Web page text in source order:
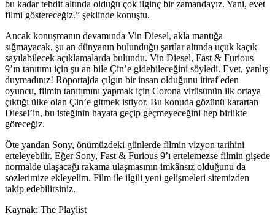
bu kadar tehdit altında olduğu çok ilginç bir zamandayız. Yani, evet
filmi göstereceğiz.” şeklinde konuştu.
Ancak konuşmanın devamında Vin Diesel, akla mantığa
sığmayacak, şu an dünyanın bulunduğu şartlar altında uçuk kaçık
sayılabilecek açıklamalarda bulundu. Vin Diesel, Fast & Furious
9’ın tanıtımı için şu an bile Çin’e gidebileceğini söyledi. Evet, yanlış
duymadınız! Röportajda çılgın bir insan olduğunu itiraf eden
oyuncu, filmin tanıtımını yapmak için Corona virüsünün ilk ortaya
çıktığı ülke olan Çin’e gitmek istiyor. Bu konuda gözünü karartan
Diesel’in, bu isteğinin hayata geçip geçmeyeceğini hep birlikte
göreceğiz.
Öte yandan Sony, önümüzdeki günlerde filmin vizyon tarihini
erteleyebilir. Eğer Sony, Fast & Furious 9’ı ertelemezse filmin gişede
normalde ulaşacağı rakama ulaşmasının imkânsız olduğunu da
sözlerimize ekleyelim. Film ile ilgili yeni gelişmeleri sitemizden
takip edebilirsiniz.
Kaynak: The Playlist